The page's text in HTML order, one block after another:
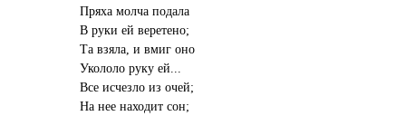
Пряха молча подала
В руки ей веретено;
Та взяла, и вмиг оно
Укололо руку ей...
Все исчезло из очей;
На нее находит сон;